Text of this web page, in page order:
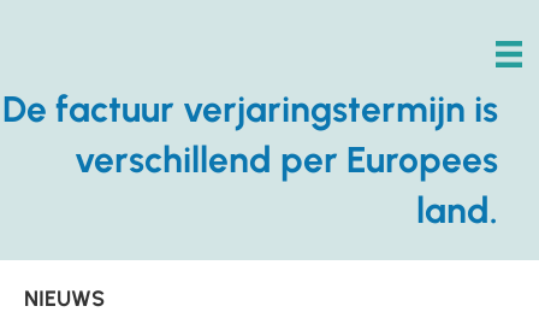
De factuur verjaringstermijn is
verschillend per Europees
land.
NIEUWS